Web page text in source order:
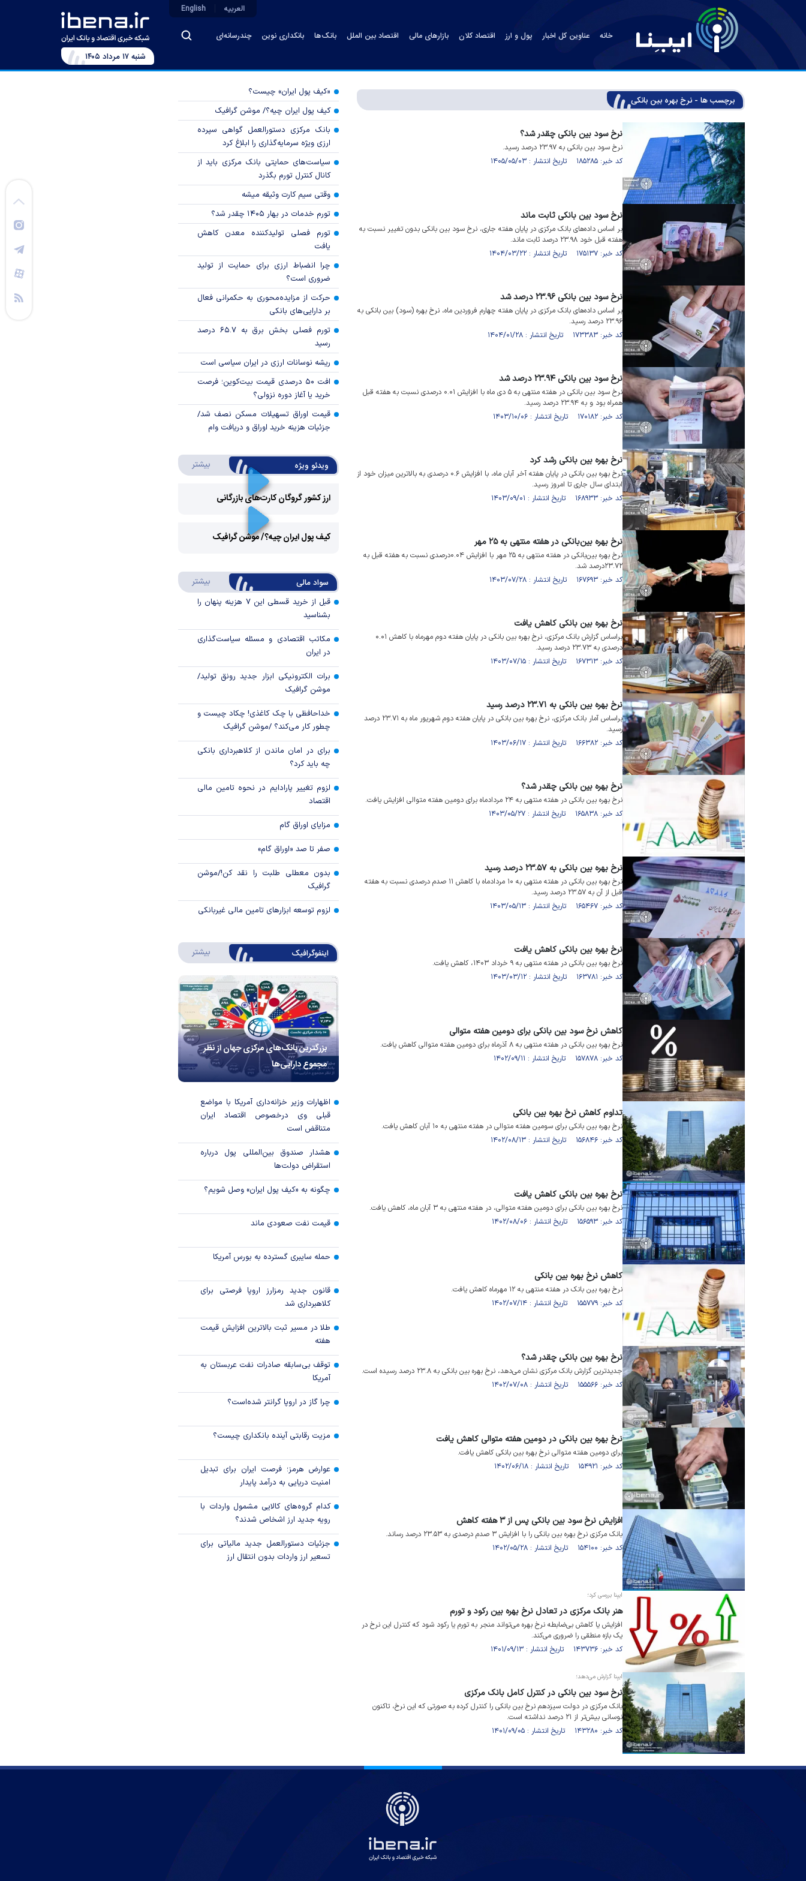
خانه عناوین کل اخبار پول و ارز اقتصاد کلان بازارهای مالی اقتصاد بین الملل بانک‌ها بانکداری نوین چندرسانه‌ای
العربیه English
شنبه ۱۷ مرداد ۱۴۰۵
برچسب ها - نرخ بهره بین بانکی
نرخ سود بین بانکی چقدر شد؟
نرخ سود بین بانکی به ۲۳.۹۷ درصد رسید.
کد خبر: ۱۸۵۲۸۵ تاریخ انتشار : ۱۴۰۵/۰۵/۰۳
نرخ سود بین بانکی ثابت ماند
بر اساس داده‌های بانک مرکزی در پایان هفته جاری، نرخ سود بین بانکی بدون تغییر نسبت به
هفته قبل خود ۲۳.۹۸ درصد ثابت ماند.
کد خبر: ۱۷۵۱۳۷ تاریخ انتشار : ۱۴۰۴/۰۳/۲۲
نرخ سود بین بانکی ۲۳.۹۶ درصد شد
بر اساس داده‌های بانک مرکزی در پایان هفته چهارم فروردین ماه، نرخ بهره (سود) بین بانکی به
۲۳.۹۶ درصد رسید.
کد خبر: ۱۷۳۳۸۳ تاریخ انتشار : ۱۴۰۴/۰۱/۲۸
نرخ سود بین بانکی ۲۳.۹۴ درصد شد
نرخ سود بین بانکی در هفته منتهی به ۵ دی ماه با افزایش ۰.۰۱ درصدی نسبت به هفته قبل
همراه بود و به ۲۳.۹۴ درصد رسید.
کد خبر: ۱۷۰۱۸۲ تاریخ انتشار : ۱۴۰۳/۱۰/۰۶
نرخ بهره بین بانکی رشد کرد
نرخ بهره بین بانکی در پایان هفته آخر آبان ماه، با افزایش ۰.۶ درصدی به بالاترین میزان خود از
ابتدای سال جاری تا امروز رسید.
کد خبر: ۱۶۸۹۳۳ تاریخ انتشار : ۱۴۰۳/۰۹/۰۱
نرخ بهره بین‌بانکی در هفته منتهی به ۲۵ مهر
نرخ بهره بین‌بانکی در هفته منتهی به ۲۵ مهر با افزایش ۰.۰۴درصدی نسبت به هفته قبل به
۲۳.۷۲درصد شد.
کد خبر: ۱۶۷۶۹۳ تاریخ انتشار : ۱۴۰۳/۰۷/۲۸
نرخ بهره بین بانکی کاهش یافت
براساس گزارش بانک مرکزی، نرخ بهره بین بانکی در پایان هفته دوم مهرماه با کاهش ۰.۰۱
درصدی به ۲۳.۷۳ درصد رسید.
کد خبر: ۱۶۷۳۱۳ تاریخ انتشار : ۱۴۰۳/۰۷/۱۵
نرخ بهره بین بانکی به ۲۳.۷۱ درصد رسید
براساس آمار بانک مرکزی، نرخ بهره بین بانکی در پایان هفته دوم شهریور ماه به ۲۳.۷۱ درصد
رسید.
کد خبر: ۱۶۶۳۸۲ تاریخ انتشار : ۱۴۰۳/۰۶/۱۷
نرخ بهره بین بانکی چقدر شد؟
نرخ بهره بین بانکی در هفته منتهی به ۲۴ مردادماه برای دومین هفته متوالی افزایش یافت.
کد خبر: ۱۶۵۸۳۸ تاریخ انتشار : ۱۴۰۳/۰۵/۲۷
نرخ بهره بین بانکی به ۲۳.۵۷ درصد رسید
نرخ بهره بین بانکی در هفته منتهی به ۱۰ مردادماه با کاهش ۱۱ صدم درصدی نسبت به هفته
قبل از آن به ۲۳.۵۷ درصد رسید.
کد خبر: ۱۶۵۴۶۷ تاریخ انتشار : ۱۴۰۳/۰۵/۱۳
نرخ بهره بین بانکی کاهش یافت
نرخ بهره بین بانکی در هفته منتهی به ۹ خرداد ۱۴۰۳، کاهش یافت.
کد خبر: ۱۶۳۷۸۱ تاریخ انتشار : ۱۴۰۳/۰۳/۱۲
کاهش نرخ سود بین بانکی برای دومین هفته متوالی
نرخ بهره بین بانکی در هفته منتهی به ۸ آذرماه برای دومین هفته متوالی کاهش یافت.
کد خبر: ۱۵۷۸۷۸ تاریخ انتشار : ۱۴۰۲/۰۹/۱۱
تداوم کاهش نرخ بهره بین بانکی
نرخ بهره بین بانکی برای سومین هفته متوالی در هفته منتهی به ۱۰ آبان کاهش یافت.
کد خبر: ۱۵۶۸۴۶ تاریخ انتشار : ۱۴۰۲/۰۸/۱۳
نرخ بهره بین بانکی کاهش یافت
نرخ بهره بین بانکی برای دومین هفته متوالی، در هفته منتهی به ۳ آبان ماه، کاهش یافت.
کد خبر: ۱۵۶۵۹۳ تاریخ انتشار : ۱۴۰۲/۰۸/۰۶
کاهش نرخ بهره بین بانکی
نرخ بهره بین بانک در هفته منتهی به ۱۲ مهرماه کاهش یافت.
کد خبر: ۱۵۵۷۷۹ تاریخ انتشار : ۱۴۰۲/۰۷/۱۴
نرخ بهره بین بانکی چقدر شد؟
جدیدترین گزارش بانک مرکزی نشان می‌دهد، نرخ بهره بین بانکی به ۲۳.۸ درصد رسیده است.
کد خبر: ۱۵۵۵۶۶ تاریخ انتشار : ۱۴۰۲/۰۷/۰۸
نرخ بهره بین بانکی در دومین هفته متوالی کاهش یافت
برای دومین هفته متوالی نرخ بهره بین بانکی کاهش یافت.
کد خبر: ۱۵۴۹۲۱ تاریخ انتشار : ۱۴۰۲/۰۶/۱۸
افزایش نرخ سود بین بانکی پس از ۳ هفته کاهش
بانک مرکزی نرخ بهره بین بانکی را با افزایش ۳ صدم درصدی به ۲۳.۵۳ درصد رساند.
کد خبر: ۱۵۴۱۰۰ تاریخ انتشار : ۱۴۰۲/۰۵/۲۸
ایبِنا بررسی کرد؛
هنر بانک مرکزی در تعادل نرخ بهره بین رکود و تورم
افزایش یا کاهش بی‌ضابطه نرخ بهره می‌تواند منجر به تورم یا رکود شود که کنترل این نرخ در
یک بازه منطقی را ضروری می‌کند.
کد خبر: ۱۴۳۷۳۶ تاریخ انتشار : ۱۴۰۱/۰۹/۱۳
ایبِنا گزارش می‌دهد؛
نرخ سود بین بانکی در کنترل کامل بانک مرکزی
بانک مرکزی در دولت سیزدهم نرخ بین بانکی را کنترل کرده به صورتی که این نرخ، تاکنون
نوسانی بیش‌تر از ۲۱ درصد نداشته است.
کد خبر: ۱۴۳۲۸۰ تاریخ انتشار : ۱۴۰۱/۰۹/۰۵
«کیف پول ایران» چیست؟
کیف پول ایران چیه؟/ موشن گرافیک
بانک مرکزی دستورالعمل گواهی سپرده
ارزی ویژه سرمایه‌گذاری را ابلاغ کرد
سیاست‌های حمایتی بانک مرکزی باید از
کانال کنترل تورم بگذرد
وقتی سیم کارت وثیقه میشه
تورم خدمات در بهار ۱۴۰۵ چقدر شد؟
تورم فصلی تولیدکننده معدن کاهش
یافت
چرا انضباط ارزی برای حمایت از تولید
ضروری است؟
حرکت از مزایده‌محوری به حکمرانی فعال
بر دارایی‌های بانکی
تورم فصلی بخش برق به ۶۵.۷ درصد
رسید
ریشه نوسانات ارزی در ایران سیاسی است
افت ۵۰ درصدی قیمت بیت‌کوین؛ فرصت
خرید یا آغاز دوره نزولی؟
قیمت اوراق تسهیلات مسکن نصف شد/
جزئیات هزینه خرید اوراق و دریافت وام
ویدئو ویژه بیشتر درباره ویدئو ویژه
ارز کشور گروگان کارت‌های بازرگانی
Video
کیف پول ایران چیه؟/ موشن گرافیک
سواد مالی بیشتر درباره سواد مالی
قبل از خرید قسطی این ۷ هزینه پنهان را
بشناسید
مکاتب اقتصادی و مسئله سیاست‌گذاری
در ایران
برات الکترونیکی ابزار جدید رونق تولید/
موشن گرافیک
خداحافظی با چک کاغذی! چکاد چیست و
چطور کار می‌کند؟ /موشن گرافیک
برای در امان ماندن از کلاهبرداری بانکی
چه باید کرد؟
لزوم تغییر پارادایم در نحوه تامین مالی
اقتصاد
مزایای اوراق گام
صفر تا صد «اوراق گام»
بدون معطلی طلبت را نقد کن!/موشن
گرافیک
لزوم توسعه ابزارهای تامین مالی غیربانکی
اینفوگرافیک بیشتر درباره اینفوگرافیک
بزرگترین بانک‌های مرکزی جهان از نظر
مجموع دارایی‌ها
اظهارات وزیر خزانه‌داری آمریکا با مواضع
قبلی وی درخصوص اقتصاد ایران
متناقض است
هشدار صندوق بین‌المللی پول درباره
استقراض دولت‌ها
چگونه به «کیف پول ایران» وصل شویم؟
قیمت نفت صعودی ماند
حمله سایبری گسترده به بورس آمریکا
قانون جدید رمزارز اروپا فرصتی برای
کلاهبرداری شد
طلا در مسیر ثبت بالاترین افزایش قیمت
هفته
توقف بی‌سابقه صادرات نفت عربستان به
آمریکا
چرا گاز در اروپا گرانتر شده‌است؟
مزیت رقابتی آینده بانکداری چیست؟
عوارض هرمز؛ فرصت ایران برای تبدیل
امنیت دریایی به درآمد پایدار
کدام گروه‌های کالایی مشمول واردات با
رویه جدید ارز اشخاص شدند؟
جزئیات دستورالعمل جدید مالیاتی برای
تسعیر ارز واردات بدون انتقال ارز